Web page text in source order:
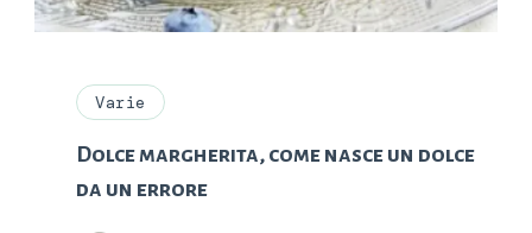
Varie
Dolce margherita, come nasce un dolce
da un errore